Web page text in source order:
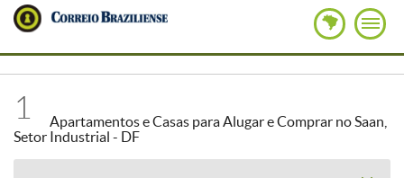
1
Apartamentos e Casas para Alugar e Comprar no Saan,
Setor Industrial - DF